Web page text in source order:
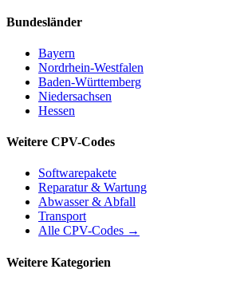
Bundesländer
Bayern
Nordrhein-Westfalen
Baden-Württemberg
Niedersachsen
Hessen
Weitere CPV-Codes
Softwarepakete
Reparatur & Wartung
Abwasser & Abfall
Transport
Alle CPV-Codes →
Weitere Kategorien